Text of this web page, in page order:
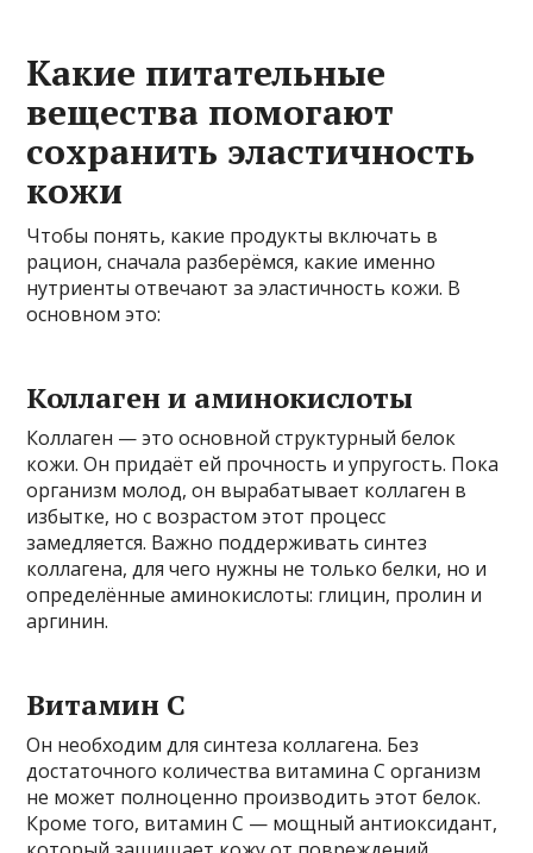
Какие питательные
вещества помогают
сохранить эластичность
кожи
Чтобы понять, какие продукты включать в
рацион, сначала разберёмся, какие именно
нутриенты отвечают за эластичность кожи. В
основном это:
Коллаген и аминокислоты
Коллаген — это основной структурный белок
кожи. Он придаёт ей прочность и упругость. Пока
организм молод, он вырабатывает коллаген в
избытке, но с возрастом этот процесс
замедляется. Важно поддерживать синтез
коллагена, для чего нужны не только белки, но и
определённые аминокислоты: глицин, пролин и
аргинин.
Витамин С
Он необходим для синтеза коллагена. Без
достаточного количества витамина С организм
не может полноценно производить этот белок.
Кроме того, витамин С — мощный антиоксидант,